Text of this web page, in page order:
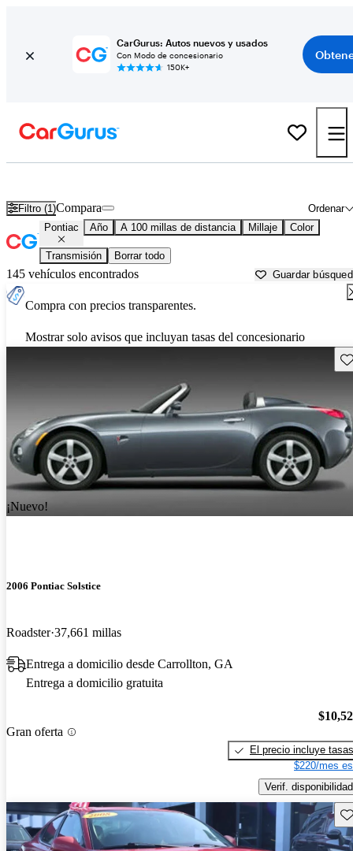
CarGurus: Autos nuevos y usados
Con Modo de concesionario
150K+
Filtro (1) Ordenar
Compara
Pontiac Año A 100 millas de distancia Millaje Color
Transmisión Borrar todo
145 vehículos encontrados Guardar
Compra con precios transparentes.
Mostrar solo avisos que incluyan tasas del concesionario
¡Nuevo!
2006 Pontiac Solstice
Roadster 37,661 millas
Entrega a domicilio desde Carrollton, GA
Entrega a domicilio gratuita
Gran oferta
El precio incluye tasas
$220/mes
Verif. disponibilidad